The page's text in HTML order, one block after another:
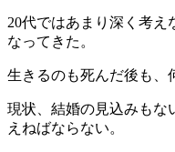
20代ではあまり深く考え
なってきた。
生きるのも死んだ後も、
現状、結婚の見込みもな
えねばならない。